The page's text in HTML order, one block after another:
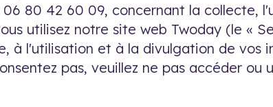
80 42 60 09, concernant la collecte,
utilisez notre site web Twoday (le «
à l'utilisation et à la divulgation de vos
pas, veuillez ne pas accéder ou